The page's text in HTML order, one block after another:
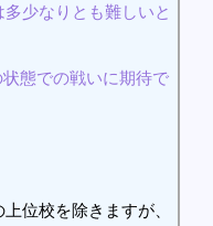
少なりとも難しいと
態での戦いに期待で
位校を除きますが、